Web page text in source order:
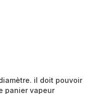
il doit pouvoir
panier vapeur